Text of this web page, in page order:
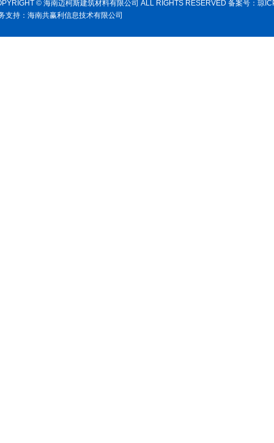
© 海南迈柯斯建筑材料有限公司 ALL RIGHTS RESERVED 备案号： 琼
支持： 海南共赢利信息技术有限公司